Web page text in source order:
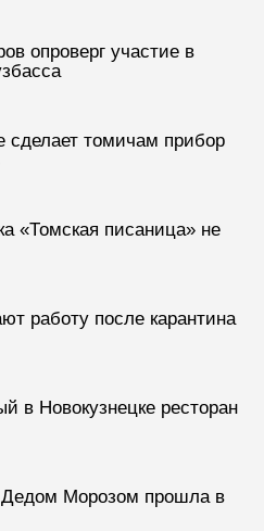
опроверг участие в
сделает томичам прибор
«Томская писаница» не
работу после карантина
в Новокузнецке ресторан
Морозом прошла в